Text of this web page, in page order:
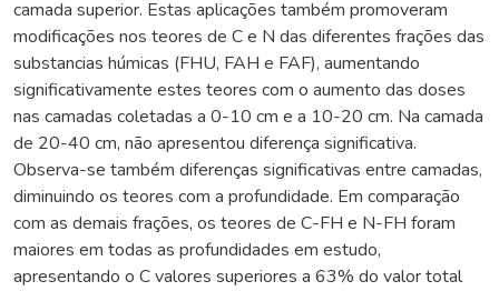
camada superior. Estas aplicações também promoveram
modificações nos teores de C e N das diferentes frações das
substancias húmicas (FHU, FAH e FAF), aumentando
significativamente estes teores com o aumento das doses
nas camadas coletadas a 0-10 cm e a 10-20 cm. Na camada
de 20-40 cm, não apresentou diferença significativa.
Observa-se também diferenças significativas entre camadas,
diminuindo os teores com a profundidade. Em comparação
com as demais frações, os teores de C-FH e N-FH foram
maiores em todas as profundidades em estudo,
apresentando o C valores superiores a 63% do valor total